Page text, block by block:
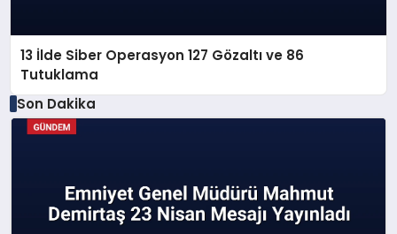
13 İlde Siber Operasyon 127 Gözaltı ve 86
Tutuklama
Son Dakika